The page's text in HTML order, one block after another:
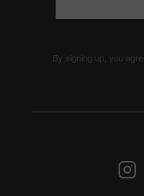
By signing up, you